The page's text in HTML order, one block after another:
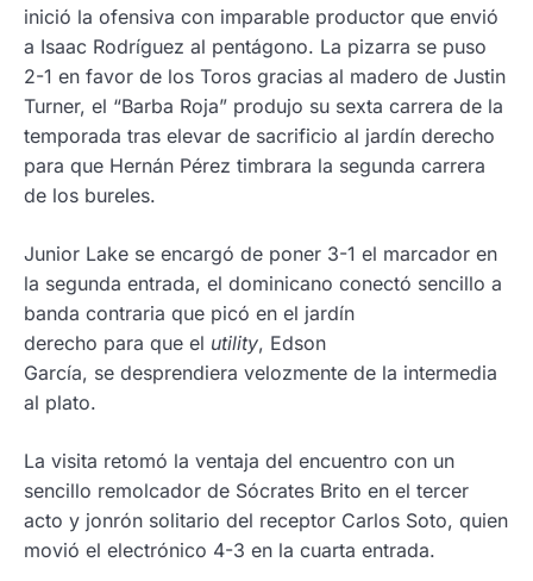
inició la ofensiva con imparable productor que envió
a Isaac Rodríguez al pentágono. La pizarra se puso
2-1 en favor de los Toros gracias al madero de Justin
Turner, el “Barba Roja” produjo su sexta carrera de la
temporada tras elevar de sacrificio al jardín derecho
para que Hernán Pérez timbrara la segunda carrera
de los bureles.
Junior Lake se encargó de poner 3-1 el marcador en
la segunda entrada, el dominicano conectó sencillo a
banda contraria que picó en el jardín
derecho para que el utility, Edson
García, se desprendiera velozmente de la intermedia
al plato.
La visita retomó la ventaja del encuentro con un
sencillo remolcador de Sócrates Brito en el tercer
acto y jonrón solitario del receptor Carlos Soto, quien
movió el electrónico 4-3 en la cuarta entrada.